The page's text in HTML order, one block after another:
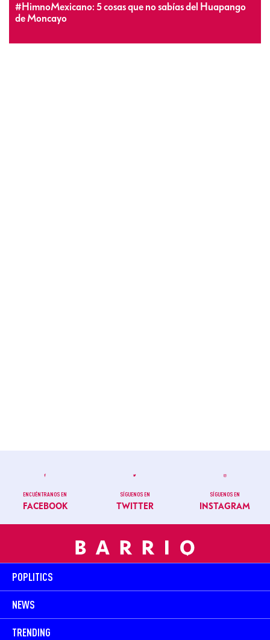
#HimnoMexicano: 5 cosas que no sabías del Huapango
de Moncayo
ENCUÉNTRANOS EN
FACEBOOK
SÍGUENOS EN
TWITTER
SÍGUENOS EN
INSTAGRAM
POPLITICS
NEWS
TRENDING